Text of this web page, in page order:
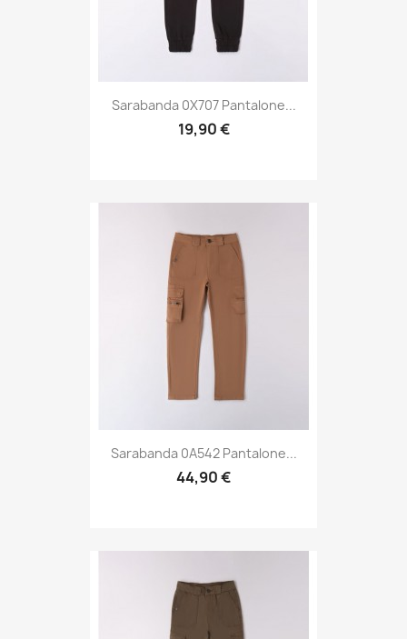
Sarabanda 0X707 Pantalone...
19,90 €
Sarabanda 0A542 Pantalone...
44,90 €